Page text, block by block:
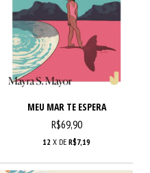
MEU MAR TE ESPERA
R$69,90
12 X DE R$7,19